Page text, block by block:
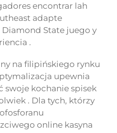
encontrar lah
adapte
State juego y
.
na filipińskiego rynku
upewnia
swoje kochanie spisek
. Dla tych, którzy
online kasyna